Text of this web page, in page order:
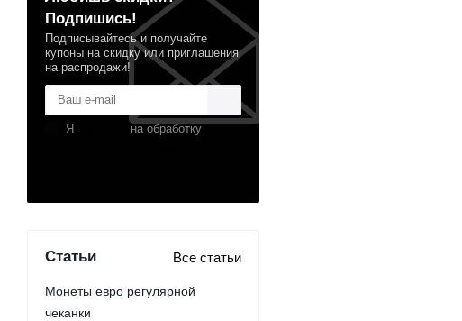
Подпишись!
Подписывайтесь и получайте
купоны на скидку или приглашения
на распродажи!
Я
на обработку
Статьи Все статьи
Монеты евро регулярной
чеканки